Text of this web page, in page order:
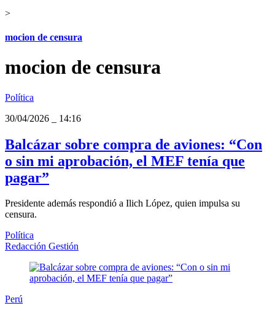
>
mocion de censura
mocion de censura
Política
30/04/2026
14:16
Balcázar sobre compra de aviones: “Con
o sin mi aprobación, el MEF tenía que
pagar”
Presidente además respondió a Ilich López, quien impulsa su
censura.
Política
Redacción Gestión
Perú